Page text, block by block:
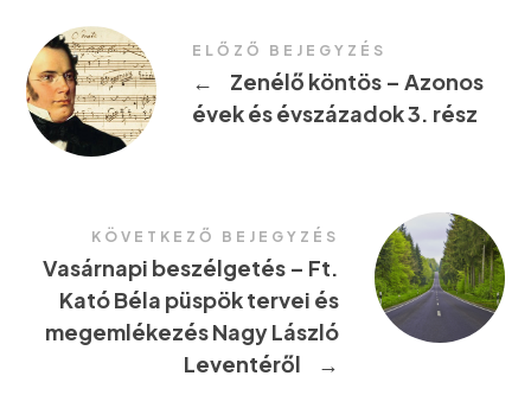
ELŐZŐ BEJEGYZÉS
←
Zenélő köntös – Azonos
évek és évszázadok 3. rész
KÖVETKEZŐ BEJEGYZÉS
Vasárnapi beszélgetés – Ft.
Kató Béla püspök tervei és
megemlékezés Nagy László
Leventéről
→